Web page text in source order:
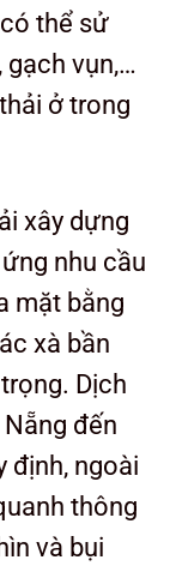
thể sử
gạch vụn,…
ở trong
xây dựng
nhu cầu
mặt bằng
xà bần
Dịch
đến
định, ngoài
thông
và bụi